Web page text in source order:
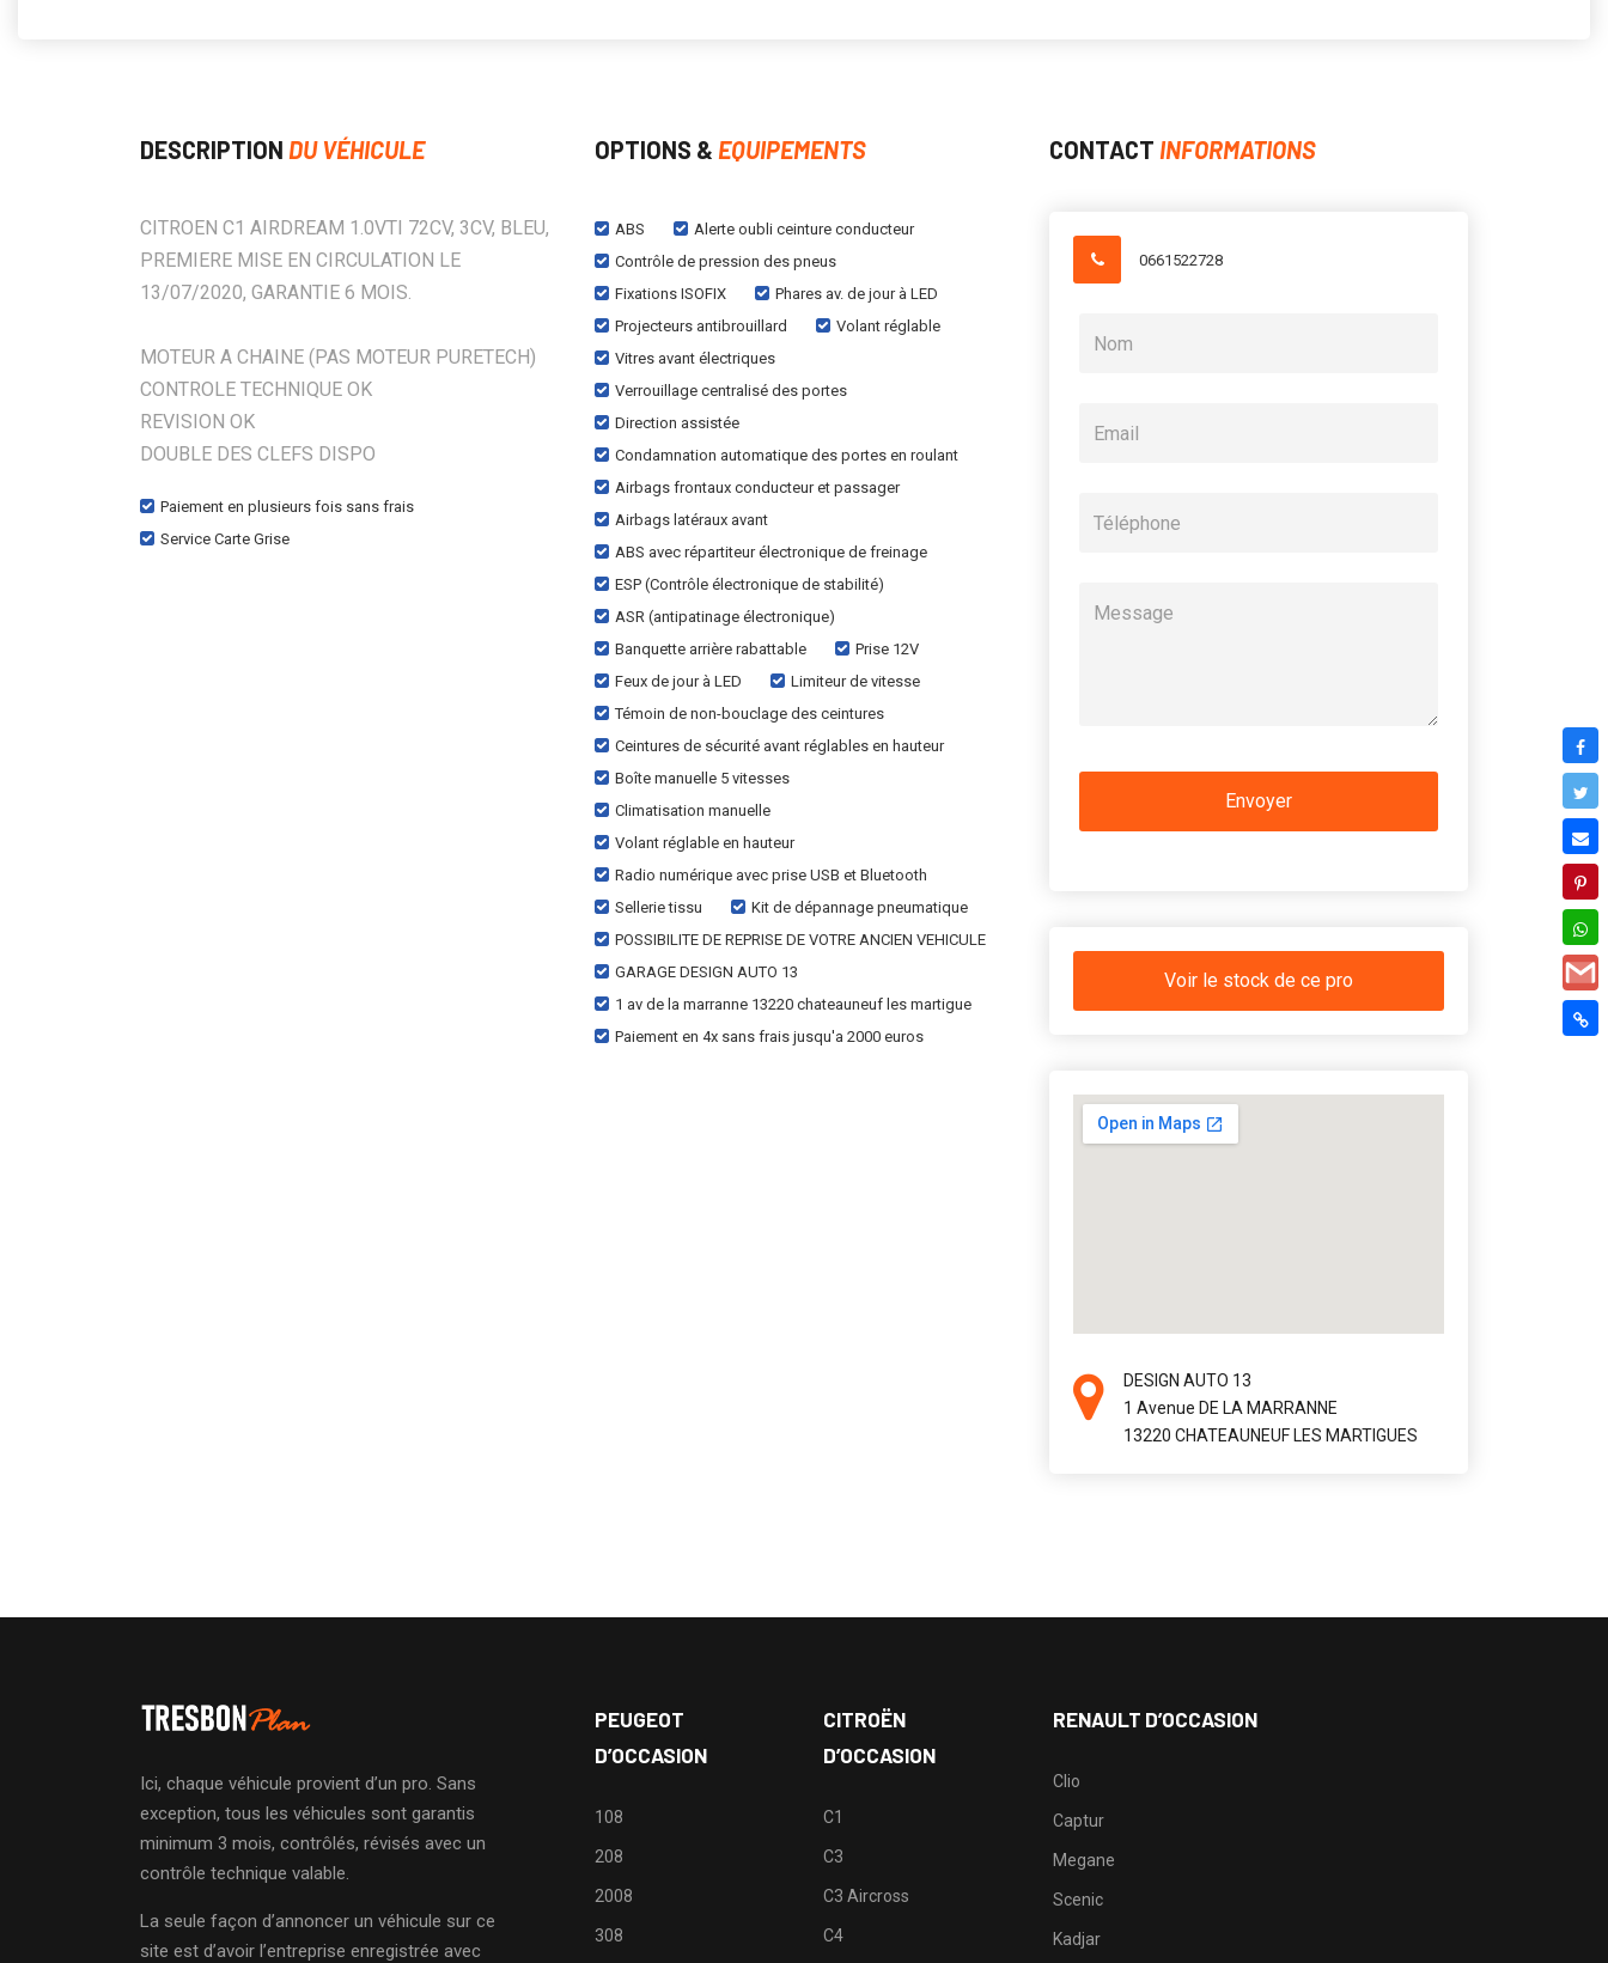
DESCRIPTION DU VÉHICULE
CITROEN C1 AIRDREAM 1.0VTI 72CV, 3CV, BLEU,
PREMIERE MISE EN CIRCULATION LE
13/07/2020, GARANTIE 6 MOIS.
MOTEUR A CHAINE (PAS MOTEUR PURETECH)
CONTROLE TECHNIQUE OK
REVISION OK
DOUBLE DES CLEFS DISPO
Paiement en plusieurs fois sans frais
Service Carte Grise
OPTIONS & EQUIPEMENTS
ABS
Alerte oubli ceinture conducteur
Contrôle de pression des pneus
Fixations ISOFIX
Phares av. de jour à LED
Projecteurs antibrouillard
Volant réglable
Vitres avant électriques
Verrouillage centralisé des portes
Direction assistée
Condamnation automatique des portes en roulant
Airbags frontaux conducteur et passager
Airbags latéraux avant
ABS avec répartiteur électronique de freinage
ESP (Contrôle électronique de stabilité)
ASR (antipatinage électronique)
Banquette arrière rabattable
Prise 12V
Feux de jour à LED
Limiteur de vitesse
Témoin de non-bouclage des ceintures
Ceintures de sécurité avant réglables en hauteur
Boîte manuelle 5 vitesses
Climatisation manuelle
Volant réglable en hauteur
Radio numérique avec prise USB et Bluetooth
Sellerie tissu
Kit de dépannage pneumatique
POSSIBILITE DE REPRISE DE VOTRE ANCIEN VEHICULE
GARAGE DESIGN AUTO 13
1 av de la marranne 13220 chateauneuf les martigue
Paiement en 4x sans frais jusqu'a 2000 euros
CONTACT INFORMATIONS
0661522728
Voir le stock de ce pro
DESIGN AUTO 13
1 Avenue DE LA MARRANNE
13220 CHATEAUNEUF LES MARTIGUES
Ici, chaque véhicule provient d’un pro. Sans
exception, tous les véhicules sont garantis
minimum 3 mois, contrôlés, révisés avec un
contrôle technique valable.
La seule façon d’annoncer un véhicule sur ce
site est d’avoir l’entreprise enregistrée avec
PEUGEOT
D’OCCASION
108
208
2008
308
CITROËN
D’OCCASION
C1
C3
C3 Aircross
C4
RENAULT D’OCCASION
Clio
Captur
Megane
Scenic
Kadjar